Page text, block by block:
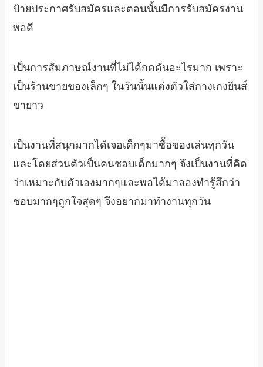
ป้ายประกาศรับสมัครและตอนนั้นมีการรับสมัครงาน
พอดี
เป็นการสัมภาษณ์งานที่ไม่ได้กดดันอะไรมาก เพราะ
เป็นร้านขายของเล็กๆ ในวันนั้นแต่งตัวใส่กางเกงยีนส์
ขายาว
เป็นงานที่สนุกมากได้เจอเด็กๆมาซื้อของเล่นทุกวัน
และโดยส่วนตัวเป็นคนชอบเด็กมากๆ จึงเป็นงานที่คิด
ว่าเหมาะกับตัวเองมากๆและพอได้มาลองทำรู้สึกว่า
ชอบมากๆถูกใจสุดๆ จึงอยากมาทำงานทุกวัน